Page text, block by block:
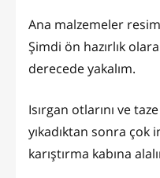
Ana malzemeler
Şimdi ön hazırlık
derecede yakalım.
Isırgan otlarını ve
yıkadıktan sonra çok
karıştırma kabına